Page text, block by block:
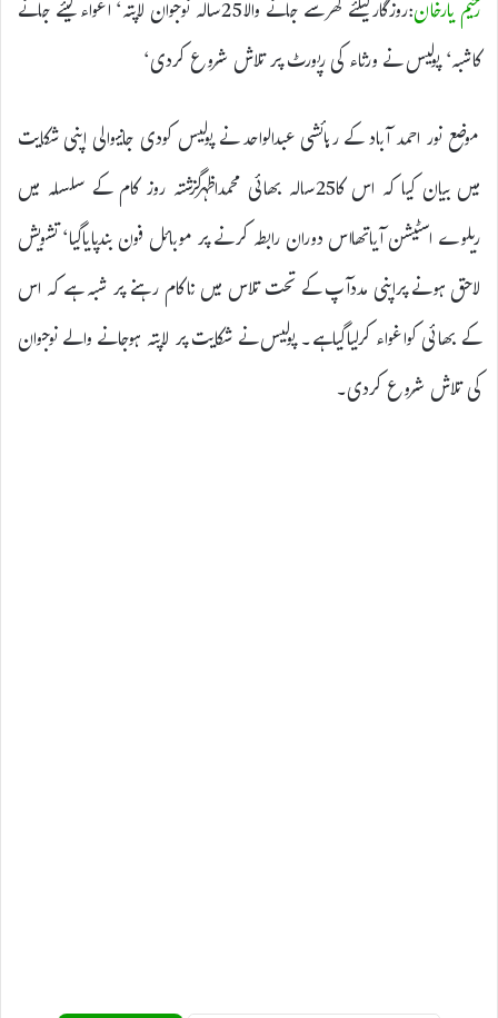
رحیم یارخان
:روزگارکیلئے گھرسے جانے والا25سالہ نوجوان لاپتہ‘ اغواء کیئے جانے
کاشبہ‘ پولیس نے ورثاء کی رپورٹ پر تلاش شروع کردی‘
موضع نور احمد آباد کے رہائشی عبدالواحد نے پولیس کودی جانیوالی اپنی شکایت
میں بیان کیا کہ اس کا25سالہ بھائی محمداظہرگزشتہ روز کام کے سلسلہ میں
ریلوے اسٹیشن آیاتھااس دوران رابطہ کرنے پر موبائل فون بندپایاگیا‘ تشویش
لاحق ہونے پراپنی مددآپ کے تحت تلاس میں ناکام رہنے پر شبہ ہے کہ اس
کے بھائی کواغواء کرلیاگیاہے۔ پولیس نے شکایت پر لاپتہ ہوجانے والے نوجوان
کی تلاش شروع کردی۔